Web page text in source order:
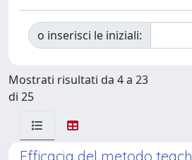
o inserisci le iniziali:
Mostrati risultati da 4 a 23
di 25
Efficacia del metodo